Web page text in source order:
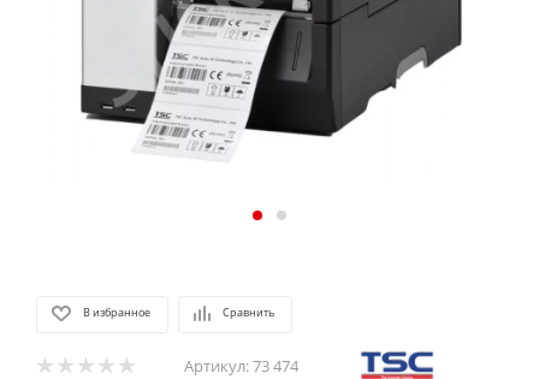
В избранное Сравнить
Артикул:73 474